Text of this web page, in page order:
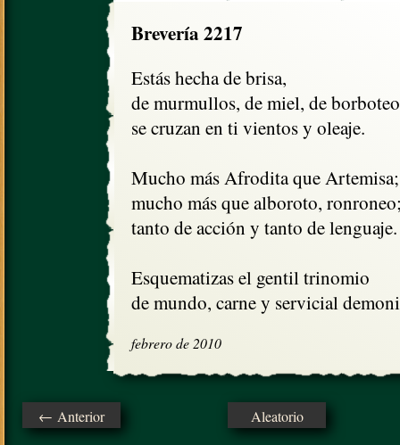
Brevería 2217
Estás hecha de brisa,
de murmullos, de miel, de
se cruzan en ti vientos y oleaje.
Mucho más Afrodita que Artemisa;
mucho más que alboroto,
tanto de acción y tanto de lenguaje.
Esquematizas el gentil trinomio
de mundo, carne y servicial
febrero de 2010
← Anterior Aleatorio